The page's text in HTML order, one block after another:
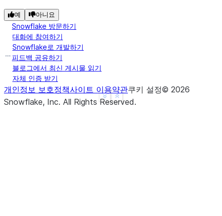
Show less
See more
예 아니요
Snowflake 방문하기
대화에 참여하기
Snowflake로 개발하기
피드백 공유하기
블로그에서 최신 게시물 읽기
자체 인증 받기
개인정보 보호정책사이트 이용약관쿠키 설정© 2026
Snowflake, Inc. All Rights Reserved.